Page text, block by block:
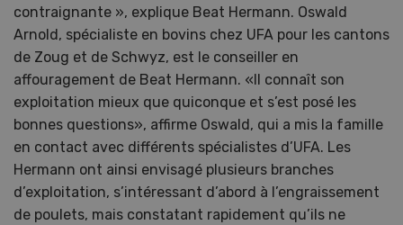
contraignante », explique Beat Hermann. Oswald
Arnold, spécialiste en bovins chez UFA pour les cantons
de Zoug et de Schwyz, est le conseiller en
affouragement de Beat Hermann. «Il connaît son
exploitation mieux que quiconque et s’est posé les
bonnes questions», affirme Oswald, qui a mis la famille
en contact avec différents spécialistes d’UFA. Les
Hermann ont ainsi envisagé plusieurs branches
d’exploitation, s’intéressant d’abord à l’engraissement
de poulets, mais constatant rapidement qu’ils ne